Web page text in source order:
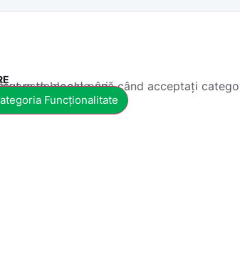
acceptați categoria corespunzătoare de cookie-uri.
Funcționalitate